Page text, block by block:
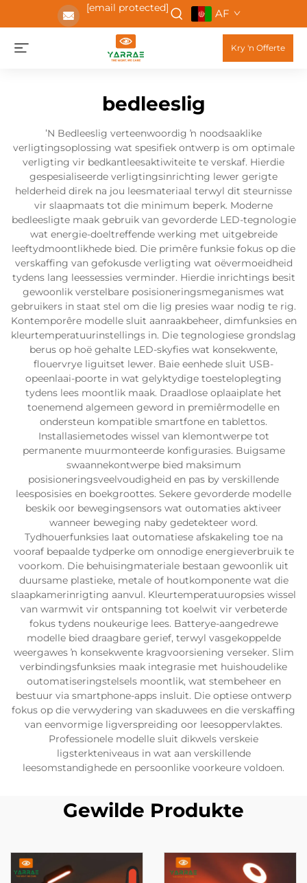
[email protected] AF
Kry 'n Offerte
bedleeslig
ʼN Bedleeslig verteenwoordig ŉ noodsaaklike
verligtingsoplossing wat spesifiek ontwerp is om optimale
verligting vir bedkantleesaktiwiteite te verskaf. Hierdie
gespesialiseerde verligtingsinrichting lewer gerigte
helderheid direk na jou leesmateriaal terwyl dit steurnisse
vir slaapmaats tot die minimum beperk. Moderne
bedleesligte maak gebruik van gevorderde LED-tegnologie
wat energie-doeltreffende werking met uitgebreide
leeftydmoontlikhede bied. Die primêre funksie fokus op die
verskaffing van gefokusde verligting wat oëvermoeidheid
tydens lang leessessies verminder. Hierdie inrichtings besit
gewoonlik verstelbare posisioneringsmeganismes wat
gebruikers in staat stel om die lig presies waar nodig te rig.
Kontemporêre modelle sluit aanraakbeheer, dimfunksies en
kleurtemperatuurinstellings in. Die tegnologiese grondslag
berus op hoë gehalte LED-skyfies wat konsekwente,
flouervrye liguitset lewer. Baie eenhede sluit USB-
opeenlaai-poorte in wat gelyktydige toesteloplegting
tydens lees moontlik maak. Draadlose oplaaiplate het
toenemend algemeen geword in premiêrmodelle en
ondersteun kompatible smartfone en tablettos.
Installasiemetodes wissel van klemontwerpe tot
permanente muurmonteerde konfigurasies. Buigsame
swaannekontwerpe bied maksimum
posisioneringsveelvoudigheid en pas by verskillende
leesposisies en boekgroottes. Sekere gevorderde modelle
beskik oor bewegingsensors wat outomaties aktiveer
wanneer beweging naby gedetekteer word.
Tydhouerfunksies laat outomatiese afskakeling toe na
vooraf bepaalde tydperke om onnodige energieverbruik te
voorkom. Die behuisingmateriale bestaan gewoonlik uit
duursame plastieke, metale of houtkomponente wat die
slaapkamerinrigting aanvul. Kleurtemperatuuropsies wissel
van warmwit vir ontspanning tot koelwit vir verbeterde
fokus tydens noukeurige lees. Batterye-aangedrewe
modelle bied draagbare gerief, terwyl vasgekoppelde
weergawes ŉ konsekwente kragvoorsiening verseker. Slim
verbindingsfunksies maak integrasie met huishoudelike
outomatiseringstelsels moontlik, wat stembeheer en
bestuur via smartphone-apps insluit. Die optiese ontwerp
fokus op die verwydering van skaduwees en die verskaffing
van eenvormige ligverspreiding oor leesoppervlaktes.
Professionele modelle sluit dikwels verskeie
ligsterkteniveaus in wat aan verskillende
leesomstandighede en persoonlike voorkeure voldoen.
Gewilde Produkte